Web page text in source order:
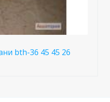
bth-36 45 45 26